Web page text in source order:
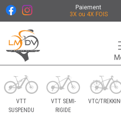
Paiement
3X ou 4X FOIS
Le Marché du Vélo Votre
VTT
SUSPENDU
VTT SEMI-
RIGIDE
VTC/